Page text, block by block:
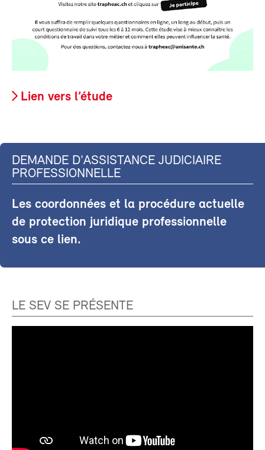
Lien vers l’étude
DEMANDE D'ASSISTANCE JUDICIAIRE
PROFESSIONNELLE
Les coordonnées et la procédure actuelle
de protection juridique professionnelle
sous ce lien.
LE SEV SE PRÉSENTE